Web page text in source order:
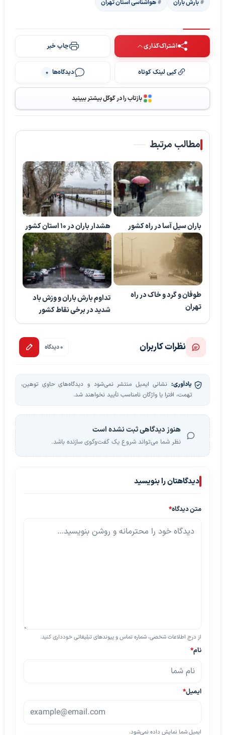
بارش باران هواشناسی استان تهران
اشتراک‌گذاری چاپ خبر
کپی لینک کوتاه دیدگاه‌ها 0
بازتاب را در گوگل بیشتر ببینید
مطالب مرتبط
باران سیل آسا در راه کشور هشدار باران در 10 استان کشور
طوفان و گرد و خاک در راه
تهران
تداوم بارش باران و وزش باد
شدید در برخی نقاط کشور
نظرات کاربران 0 دیدگاه
یادآوری: نشانی ایمیل منتشر نمی‌شود و دیدگاه‌های حاوی توهین،
تهمت، افترا یا واژگان نامناسب تأیید نخواهند شد.
هنوز دیدگاهی ثبت نشده است
نظر شما می‌تواند شروع یک گفت‌وگوی سازنده باشد.
دیدگاهتان را بنویسید
متن دیدگاه*
از درج اطلاعات شخصی، شماره تماس و پیوندهای تبلیغاتی خودداری کنید.
نام*
ایمیل*
ایمیل شما نمایش داده نمی‌شود.